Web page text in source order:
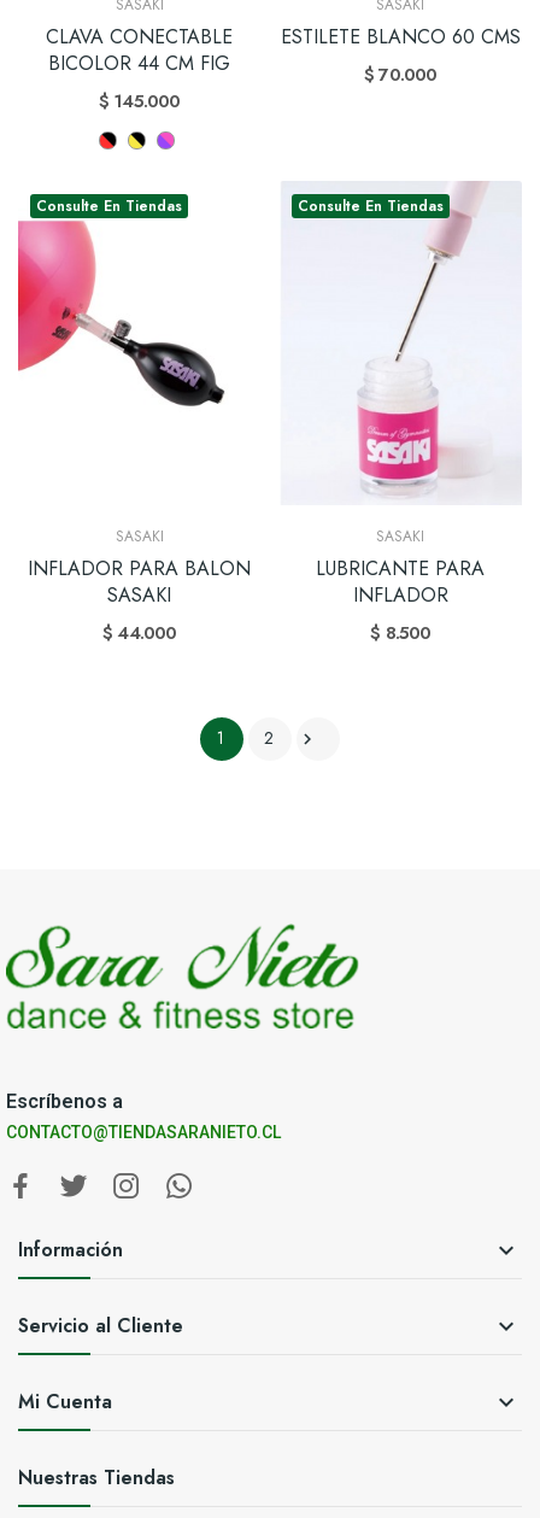
SASAKI
CLAVA CONECTABLE
BICOLOR 44 CM FIG
$ 145.000
SASAKI
ESTILETE BLANCO 60 CMS
$ 70.000
Consulte En Tiendas
SASAKI
INFLADOR PARA BALON
SASAKI
$ 44.000
Consulte En Tiendas
SASAKI
LUBRICANTE PARA
INFLADOR
$ 8.500
1 2 
Escríbenos a
CONTACTO@TIENDASARANIETO.CL
Información 
Servicio al Cliente 
Mi Cuenta 
Nuestras Tiendas